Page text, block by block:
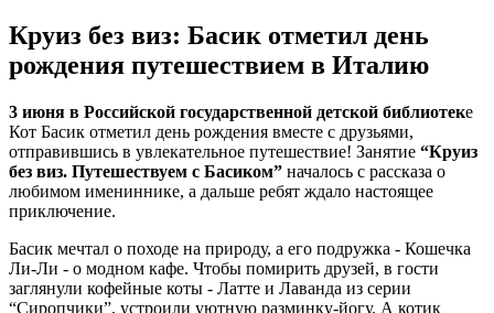
Круиз без виз: Басик отметил день
рождения путешествием в Италию
3 июня в Российской государственной детской библиотеке
Кот Басик отметил день рождения вместе с друзьями,
отправившись в увлекательное путешествие! Занятие “Круиз
без виз. Путешествуем с Басиком” началось с рассказа о
любимом имениннике, а дальше ребят ждало настоящее
приключение.
Басик мечтал о походе на природу, а его подружка - Кошечка
Ли-Ли - о модном кафе. Чтобы помирить друзей, в гости
заглянули кофейные коты - Латте и Лаванда из серии
“Сиропчики”, устроили уютную разминку-йогу. А котик